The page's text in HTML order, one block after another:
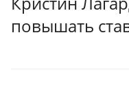
повышать